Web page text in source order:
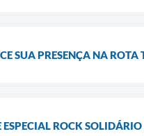
SUA PRESENÇA NA
ROCK